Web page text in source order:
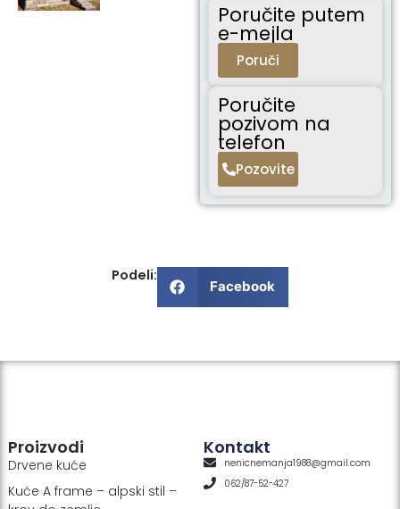
Poručite putem
e-mejla
Poruči
Poručite
pozivom na
telefon
Pozovite
Podeli:
Facebook
Proizvodi
Drvene kuće
Kuće A frame – alpski stil –
Kontakt
nenicnemanja1988@gmail.com
062/87-52-427